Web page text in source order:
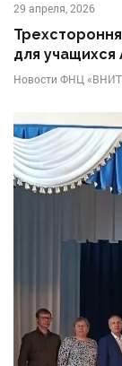
29 апреля, 2026
для учащихся
Новости ФНЦ